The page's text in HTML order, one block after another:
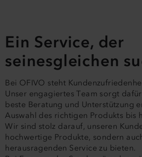
Ein Service, der
seinesgleichen
Bei OFIVO steht
Unser engagiertes Team sorgt
beste Beratung und Unterstützung
Auswahl des richtigen Produkts bis
Wir sind stolz darauf, unseren
hochwertige Produkte, sondern
herausragenden Service zu bieten.